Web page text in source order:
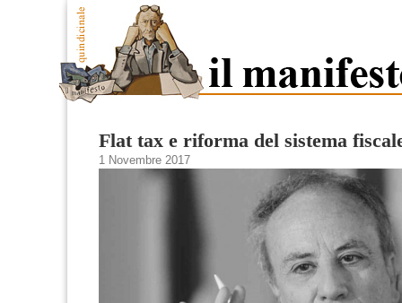
Flat tax e riforma del sistema
1 Novembre 2017